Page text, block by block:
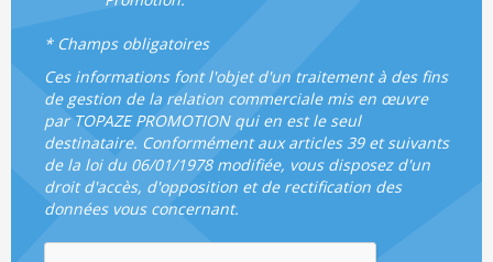
* Champs obligatoires
Ces informations font l'objet d'un traitement à des fins
de gestion de la relation commerciale mis en œuvre
par TOPAZE PROMOTION qui en est le seul
destinataire. Conformément aux articles 39 et suivants
de la loi du 06/01/1978 modifiée, vous disposez d'un
droit d'accès, d'opposition et de rectification des
données vous concernant.